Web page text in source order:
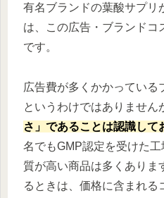
有名ブランドの葉酸サプリ
は、この広告・ブランドコ
です。
広告費が多くかかっている
というわけではありません
さ」であることは認識して
名でもGMP認定を受けた
質が高い商品は多くありま
るときは、価格に含まれる